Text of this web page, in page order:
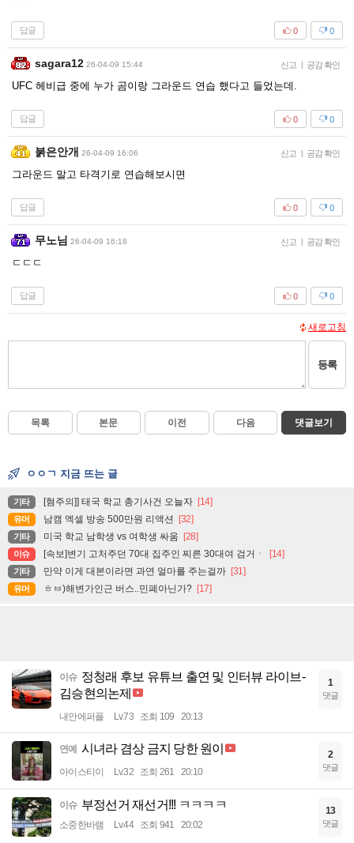
답글 0
0
sagara12 26-04-09 15:44 신고 공감 확인
UFC 헤비급 중에 누가 곰이랑 그라운드 연습 했다고 들었는데.
답글 0
0
붉은안개 26-04-09 16:06 신고 공감 확인
그라운드 말고 타격기로 연습해보시면
답글 0
0
무노님 26-04-09 16:18 신고 공감 확인
ㄷㄷㄷ
답글 0
0
새로고침
등록
목록 본문 이전 다음 댓글보기
ㅇㅇㄱ 지금 뜨는 글
기타 [혐주의]] 태국 학교 총기사건 오늘자 [14]
유머 남캠 엑셀 방송 500만원 리액션 [32]
기타 미국 학교 남학생 vs 여학생 싸움 [28]
이슈 [속보]변기 고처주던 70대 집주인 찌른 30대여 검거ㆍ [14]
기타 만약 이게 대본이라면 과연 얼마를 주는걸까 [31]
유머 ㅎㅂ)해변가인근 버스..민폐아닌가? [17]
이슈 정청래 후보 유튜브 출연 및 인터뷰 라이브-
김승현의논제
내안에퍼플 Lv.73 조회 109 20:13
1
댓글
연예 시녀라 겸상 금지 당한 원이
아이스티이 Lv.32 조회 261 20:10
2
댓글
이슈 부정선거 재선거!!! ㅋㅋㅋㅋ
소중한바램 Lv.44 조회 941 20:02
13
댓글